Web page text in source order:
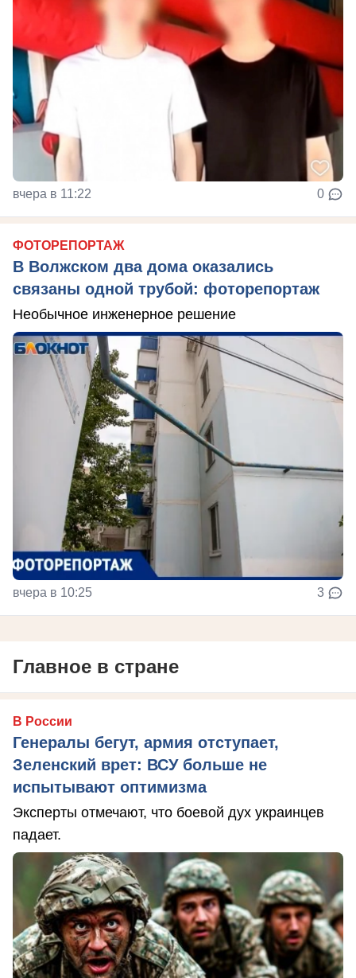
вчера в 11:22 0
ФОТОРЕПОРТАЖ
В Волжском два дома оказались
связаны одной трубой: фоторепортаж
Необычное инженерное решение
вчера в 10:25 3
Главное в стране
В России
Генералы бегут, армия отступает,
Зеленский врет: ВСУ больше не
испытывают оптимизма
Эксперты отмечают, что боевой дух украинцев
падает.